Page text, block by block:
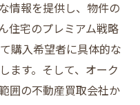
は何か
感の提供
の作成法
査の役割
情報を提供し、物件の
住宅のプレミアム戦略
購入希望者に具体的な
ます。そして、オーク
囲の不動産買取会社か